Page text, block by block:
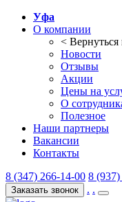
Уфа
О компании
< Вернуться
Новости
Отзывы
Акции
Цены на
О
Полезное
Наши партнеры
Вакансии
Контакты
8 (347) 266-14-00 8
Заказать звонок . .